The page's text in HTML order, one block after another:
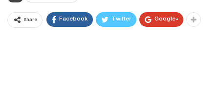
Share Facebook Twitter Google+